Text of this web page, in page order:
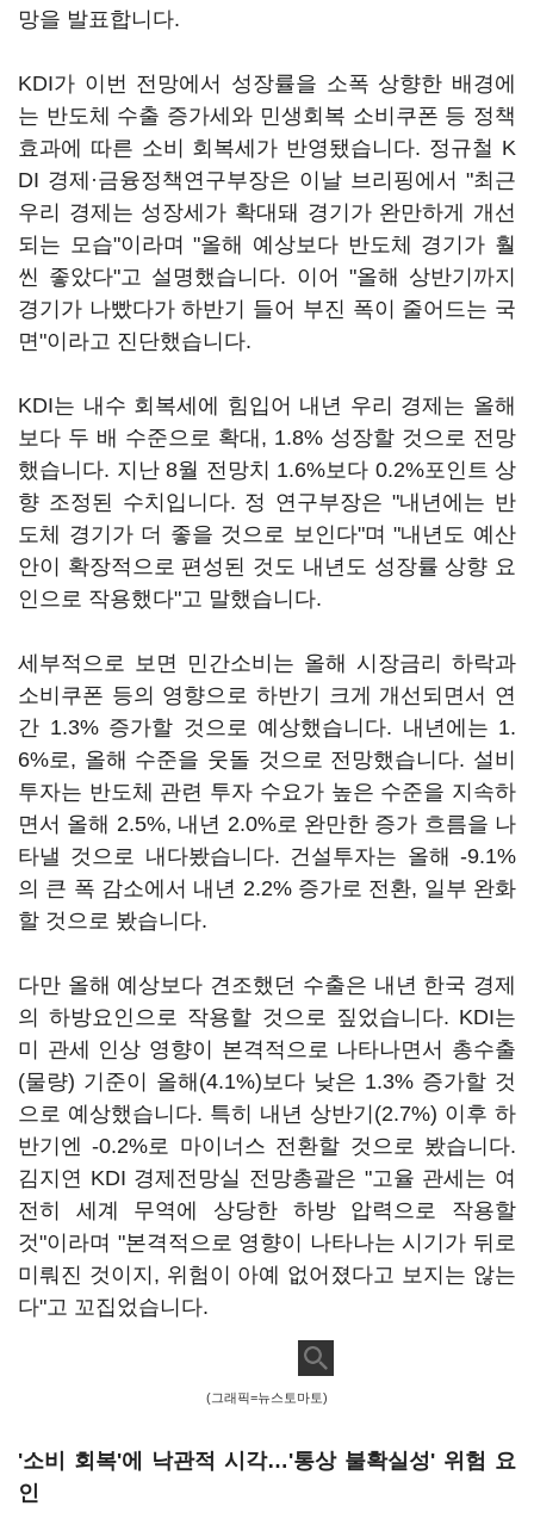
망을 발표합니다.
KDI가 이번 전망에서 성장률을 소폭 상향한 배경에
는 반도체 수출 증가세와 민생회복 소비쿠폰 등 정책
효과에 따른 소비 회복세가 반영됐습니다. 정규철 K
DI 경제·금융정책연구부장은 이날 브리핑에서 "최근
우리 경제는 성장세가 확대돼 경기가 완만하게 개선
되는 모습"이라며 "올해 예상보다 반도체 경기가 훨
씬 좋았다"고 설명했습니다. 이어 "올해 상반기까지
경기가 나빴다가 하반기 들어 부진 폭이 줄어드는 국
면"이라고 진단했습니다.
KDI는 내수 회복세에 힘입어 내년 우리 경제는 올해
보다 두 배 수준으로 확대, 1.8% 성장할 것으로 전망
했습니다. 지난 8월 전망치 1.6%보다 0.2%포인트 상
향 조정된 수치입니다. 정 연구부장은 "내년에는 반
도체 경기가 더 좋을 것으로 보인다"며 "내년도 예산
안이 확장적으로 편성된 것도 내년도 성장률 상향 요
인으로 작용했다"고 말했습니다.
세부적으로 보면 민간소비는 올해 시장금리 하락과
소비쿠폰 등의 영향으로 하반기 크게 개선되면서 연
간 1.3% 증가할 것으로 예상했습니다. 내년에는 1.
6%로, 올해 수준을 웃돌 것으로 전망했습니다. 설비
투자는 반도체 관련 투자 수요가 높은 수준을 지속하
면서 올해 2.5%, 내년 2.0%로 완만한 증가 흐름을 나
타낼 것으로 내다봤습니다. 건설투자는 올해 -9.1%
의 큰 폭 감소에서 내년 2.2% 증가로 전환, 일부 완화
할 것으로 봤습니다.
다만 올해 예상보다 견조했던 수출은 내년 한국 경제
의 하방요인으로 작용할 것으로 짚었습니다. KDI는
미 관세 인상 영향이 본격적으로 나타나면서 총수출
(물량) 기준이 올해(4.1%)보다 낮은 1.3% 증가할 것
으로 예상했습니다. 특히 내년 상반기(2.7%) 이후 하
반기엔 -0.2%로 마이너스 전환할 것으로 봤습니다.
김지연 KDI 경제전망실 전망총괄은 "고율 관세는 여
전히 세계 무역에 상당한 하방 압력으로 작용할
것"이라며 "본격적으로 영향이 나타나는 시기가 뒤로
미뤄진 것이지, 위험이 아예 없어졌다고 보지는 않는
다"고 꼬집었습니다.
(그래픽=뉴스토마토)
'소비 회복'에 낙관적 시각…'통상 불확실성' 위험 요
인